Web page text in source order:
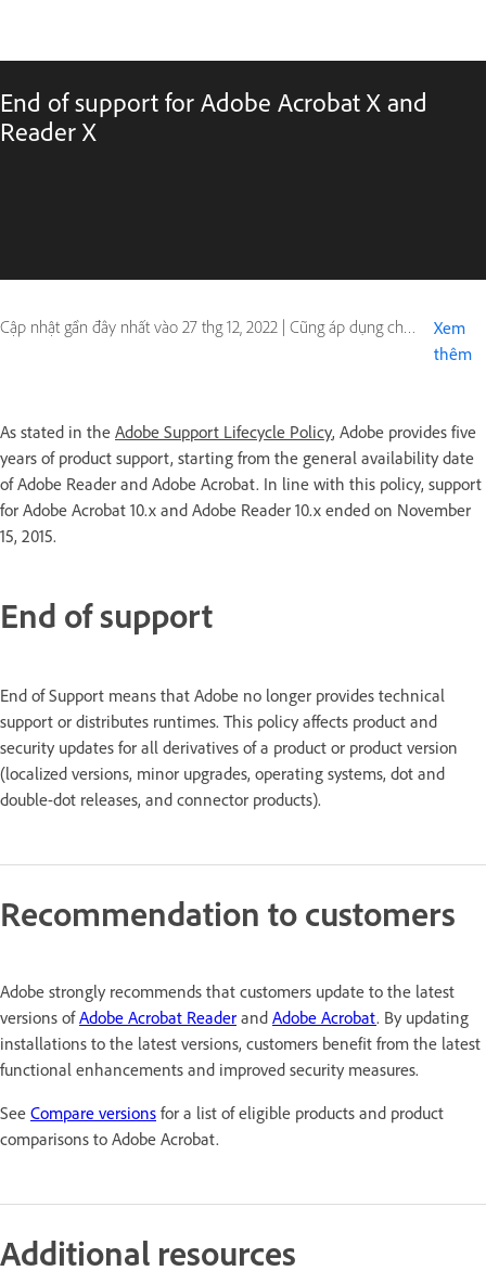
End of support for Adobe Acrobat X and
Reader X
Cập nhật gần đây nhất vào 27 thg 12, 2022 | Cũng áp dụng cho Adobe Acrobat X, Reader X
Xem
thêm
As stated in the Adobe Support Lifecycle Policy, Adobe provides five
years of product support, starting from the general availability date
of Adobe Reader and Adobe Acrobat. In line with this policy, support
for Adobe Acrobat 10.x and Adobe Reader 10.x ended on November
15, 2015.
End of support
End of Support means that Adobe no longer provides technical
support or distributes runtimes. This policy affects product and
security updates for all derivatives of a product or product version
(localized versions, minor upgrades, operating systems, dot and
double-dot releases, and connector products).
Recommendation to customers
Adobe strongly recommends that customers update to the latest
versions ofAdobe Acrobat Reader and Adobe Acrobat. By updating
installations to the latest versions, customers benefit from the latest
functional enhancements and improved security measures.
See Compare versions for a list of eligible products and product
comparisons to Adobe Acrobat.
Additional resources